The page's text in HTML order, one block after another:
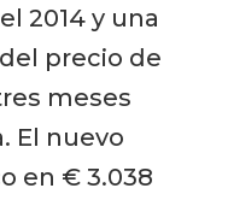
2014 y una
precio de
meses
El nuevo
en € 3.038